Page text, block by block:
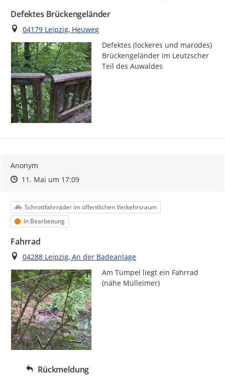
Defektes Brückengeländer
Ort
04179 Leipzig, Heuweg
Defektes (lockeres und marodes)
Brückengeländer im Leutzscher
Teil des Auwaldes
Anonym
Zeitpunkt des Erstellens
Zeitpunkt des Erstellens
11. Mai um 17:09Zur Äußerung
Kategorie
Schrottfahrräder im öffentlichen Verkehrsraum
Status
In Bearbeitung
Fahrrad
Ort
04288 Leipzig, An der Badeanlage
Am Tümpel liegt ein Fahrrad
(nähe Mülleimer)
Rückmeldung